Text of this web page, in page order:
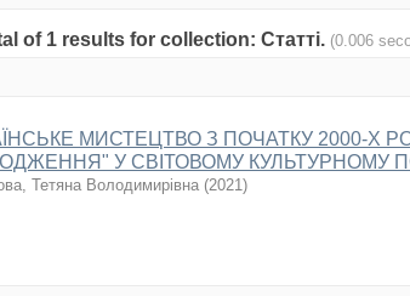
of 1 results for collection: Статті. (0.006
МИСТЕЦТВО З ПОЧАТКУ 2000-Х
У СВІТОВОМУ КУЛЬТУРНОМУ
Тетяна Володимирівна (2021)